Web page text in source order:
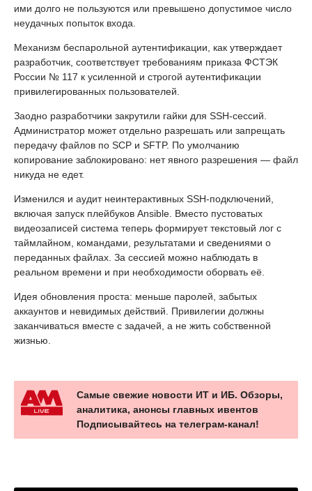
ими долго не пользуются или превышено допустимое число
неудачных попыток входа.
Механизм беспарольной аутентификации, как утверждает
разработчик, соответствует требованиям приказа ФСТЭК
России № 117 к усиленной и строгой аутентификации
привилегированных пользователей.
Заодно разработчики закрутили гайки для SSH-сессий.
Администратор может отдельно разрешать или запрещать
передачу файлов по SCP и SFTP. По умолчанию
копирование заблокировано: нет явного разрешения — файл
никуда не едет.
Изменился и аудит неинтерактивных SSH-подключений,
включая запуск плейбуков Ansible. Вместо пустоватых
видеозаписей система теперь формирует текстовый лог с
таймлайном, командами, результатами и сведениями о
переданных файлах. За сессией можно наблюдать в
реальном времени и при необходимости оборвать её.
Идея обновления проста: меньше паролей, забытых
аккаунтов и невидимых действий. Привилегии должны
заканчиваться вместе с задачей, а не жить собственной
жизнью.
Самые свежие новости ИТ и ИБ. Обзоры,
аналитика, анонсы главных ивентов
Подписывайтесь на телеграм-канал!